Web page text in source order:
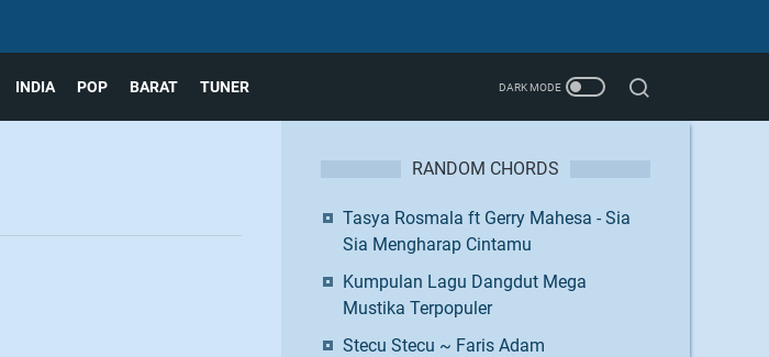
INDIA POP BARAT TUNER
RANDOM CHORDS
Tasya Rosmala ft Gerry Mahesa - Sia
Sia Mengharap Cintamu
Kumpulan Lagu Dangdut Mega
Mustika Terpopuler
Stecu Stecu ~ Faris Adam